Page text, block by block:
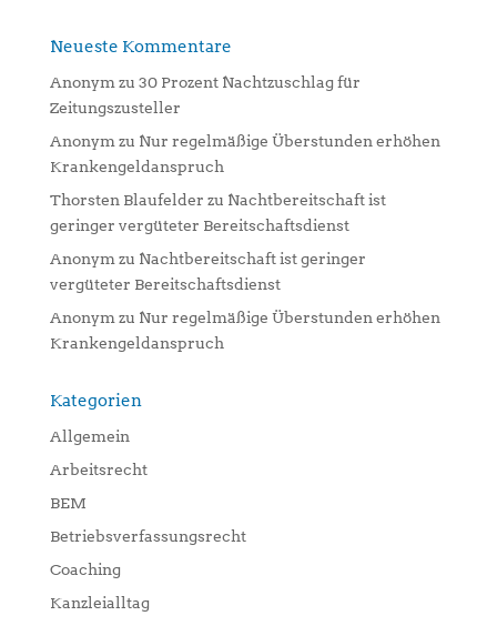
Neueste Kommentare
Anonymzu 30 Prozent Nachtzuschlag für
Zeitungszusteller
Anonymzu Nur regelmäßige Überstunden erhöhen
Krankengeldanspruch
Thorsten Blaufelder zu Nachtbereitschaft ist
geringer vergüteter Bereitschaftsdienst
Anonymzu Nachtbereitschaft ist geringer
vergüteter Bereitschaftsdienst
Anonymzu Nur regelmäßige Überstunden erhöhen
Krankengeldanspruch
Kategorien
Allgemein
Arbeitsrecht
BEM
Betriebsverfassungsrecht
Coaching
Kanzleialltag